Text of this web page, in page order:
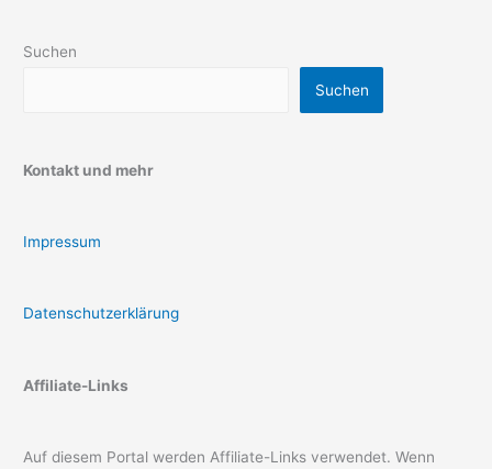
Suchen
Suchen
Kontakt und mehr
Impressum
Datenschutzerklärung
Affiliate-Links
Auf diesem Portal werden Affiliate-Links verwendet. Wenn